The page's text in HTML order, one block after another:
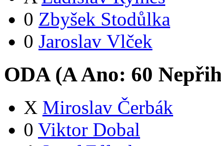
0 Zbyšek Stodůlka
0 Jaroslav Vlček
ODA (AAno: 60
X Miroslav Čerbák
0 Viktor Dobal